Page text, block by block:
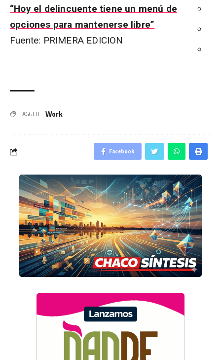
“Hoy el delincuente tiene un menú de
opciones para mantenerse libre”
Fuente: PRIMERA EDICION
TAGGED: Work
Facebook